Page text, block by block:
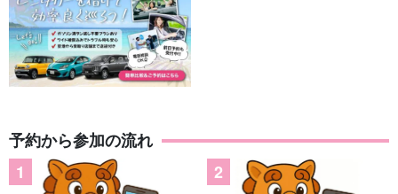
予約から参加の流れ